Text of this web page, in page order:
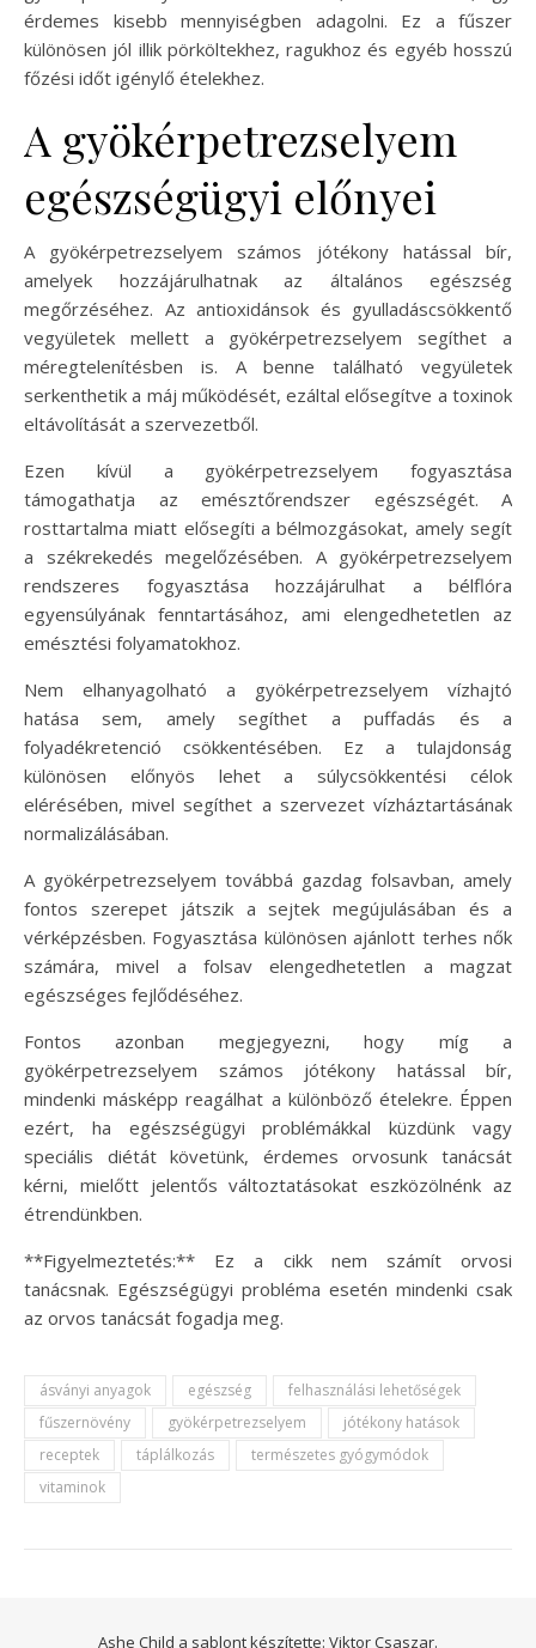
érdemes kisebb mennyiségben adagolni. Ez a fűszer
különösen jól illik pörköltekhez, ragukhoz és egyéb hosszú
főzési időt igénylő ételekhez.
A gyökérpetrezselyem
egészségügyi előnyei
A gyökérpetrezselyem számos jótékony hatással bír,
amelyek hozzájárulhatnak az általános egészség
megőrzéséhez. Az antioxidánsok és gyulladáscsökkentő
vegyületek mellett a gyökérpetrezselyem segíthet a
méregtelenítésben is. A benne található vegyületek
serkenthetik a máj működését, ezáltal elősegítve a toxinok
eltávolítását a szervezetből.
Ezen kívül a gyökérpetrezselyem fogyasztása
támogathatja az emésztőrendszer egészségét. A
rosttartalma miatt elősegíti a bélmozgásokat, amely segít
a székrekedés megelőzésében. A gyökérpetrezselyem
rendszeres fogyasztása hozzájárulhat a bélflóra
egyensúlyának fenntartásához, ami elengedhetetlen az
emésztési folyamatokhoz.
Nem elhanyagolható a gyökérpetrezselyem vízhajtó
hatása sem, amely segíthet a puffadás és a
folyadékretenció csökkentésében. Ez a tulajdonság
különösen előnyös lehet a súlycsökkentési célok
elérésében, mivel segíthet a szervezet vízháztartásának
normalizálásában.
A gyökérpetrezselyem továbbá gazdag folsavban, amely
fontos szerepet játszik a sejtek megújulásában és a
vérképzésben. Fogyasztása különösen ajánlott terhes nők
számára, mivel a folsav elengedhetetlen a magzat
egészséges fejlődéséhez.
Fontos azonban megjegyezni, hogy míg a
gyökérpetrezselyem számos jótékony hatással bír,
mindenki másképp reagálhat a különböző ételekre. Éppen
ezért, ha egészségügyi problémákkal küzdünk vagy
speciális diétát követünk, érdemes orvosunk tanácsát
kérni, mielőtt jelentős változtatásokat eszközölnénk az
étrendünkben.
**Figyelmeztetés:** Ez a cikk nem számít orvosi
tanácsnak. Egészségügyi probléma esetén mindenki csak
az orvos tanácsát fogadja meg.
ásványi anyagok egészség
felhasználási lehetőségek
fűszernövény
gyökérpetrezselyem
jótékony hatások
receptek
táplálkozás
természetes gyógymódok
vitaminok
Ashe Child a sablont készítette: Viktor Csaszar.